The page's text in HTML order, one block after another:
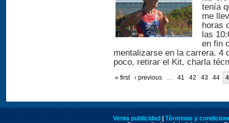
tenía
me
horas
las
en fin
mentalizarse en la carrera.
poco, retirar el Kit, charla
« first ‹ previous … 41 42 43 44
Venta publicidad
Términos y